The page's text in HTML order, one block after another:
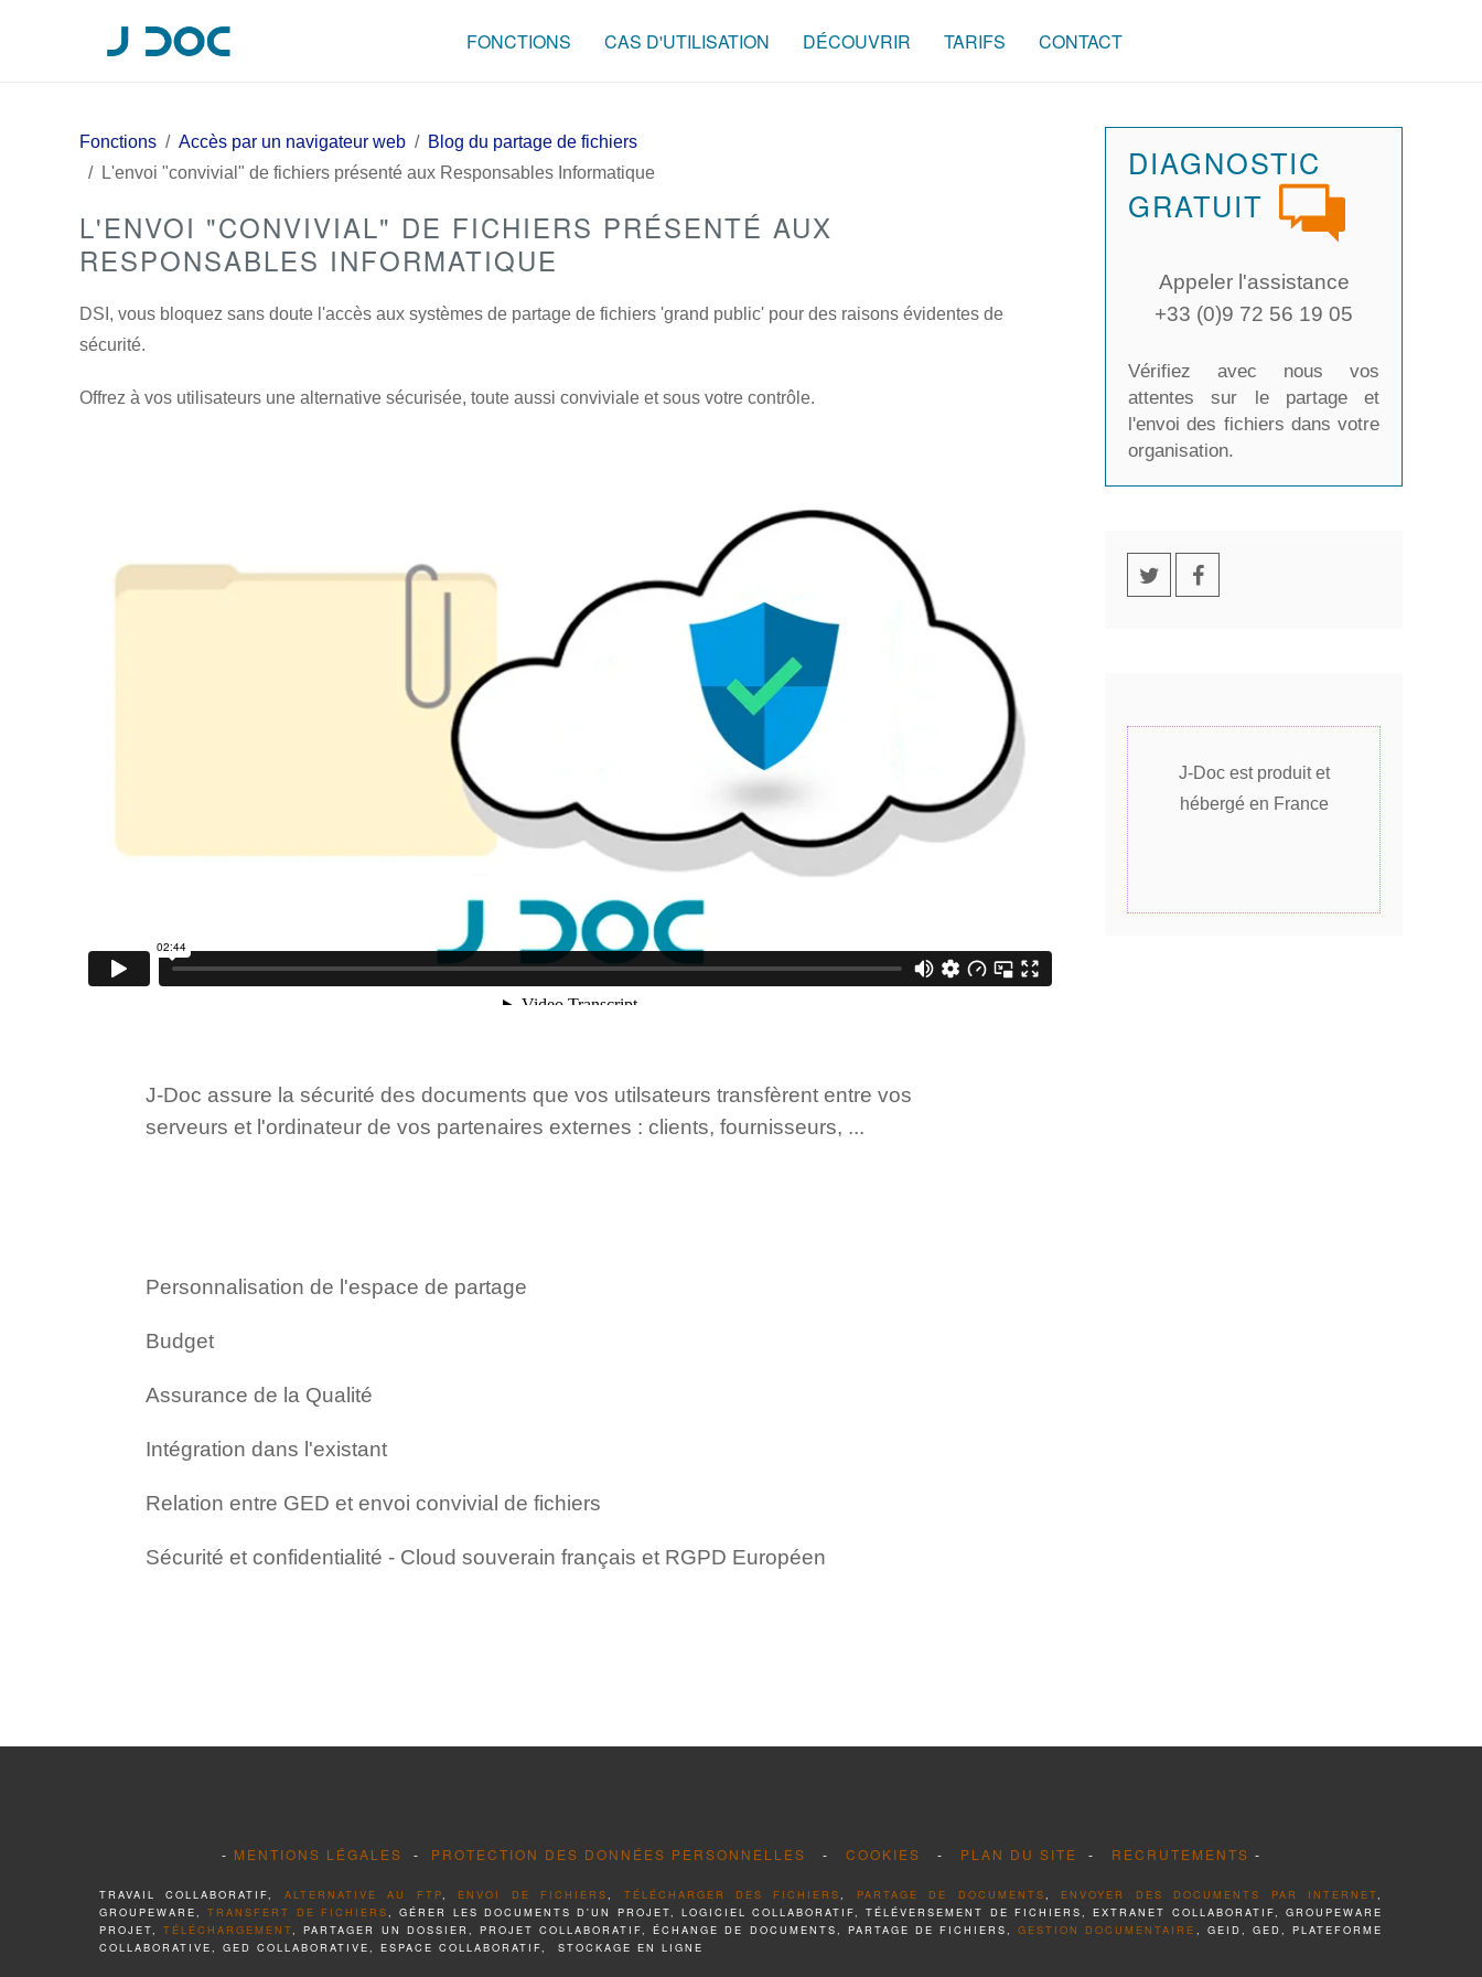
FONCTIONS CAS D'UTILISATION DÉCOUVRIR TARIFS CONTACT
Fonctions Accès par un navigateur web
Blog du partage de fichiers
L'envoi "convivial" de fichiers présenté aux Responsables Informatique
L'ENVOI "CONVIVIAL" DE FICHIERS PRÉSENTÉ AUX
RESPONSABLES INFORMATIQUE
DSI, vous bloquez sans doute l'accès aux systèmes de partage de fichiers 'grand public' pour des raisons évidentes de
sécurité.
Offrez à vos utilisateurs une alternative sécurisée, toute aussi conviviale et sous votre contrôle.
J-Doc assure la sécurité des documents que vos utilsateurs transfèrent entre vos
serveurs et l'ordinateur de vos partenaires externes : clients, fournisseurs, ...
Personnalisation de l'espace de partage
Budget
Assurance de la Qualité
Intégration dans l'existant
Relation entre GED et envoi convivial de fichiers
Sécurité et confidentialité - Cloud souverain français et RGPD Européen
DIAGNOSTIC
GRATUIT
Appeler l'assistance
+33 (0)9 72 56 19 05
Vérifiez avec nous vos
attentes sur le partage et
l'envoi des fichiers dans votre
organisation.
J-Doc est produit et
hébergé en France
- MENTIONS LÉGALES - PROTECTION DES DONNÉES PERSONNELLES - COOKIES - PLAN DU SITE - RECRUTEMENTS -
TRAVAIL COLLABORATIF, ALTERNATIVE AU FTP, ENVOI DE FICHIERS, TÉLÉCHARGER DES FICHIERS, PARTAGE DE DOCUMENTS, ENVOYER DES DOCUMENTS PAR INTERNET,
GROUPEWARE,TRANSFERT DE FICHIERS, GÉRER LES DOCUMENTS D'UN PROJET, LOGICIEL COLLABORATIF, TÉLÉVERSEMENT DE FICHIERS, EXTRANET COLLABORATIF, GROUPEWARE
PROJET,TÉLÉCHARGEMENT, PARTAGER UN DOSSIER, PROJET COLLABORATIF, ÉCHANGE DE DOCUMENTS, PARTAGE DE FICHIERS,GESTION DOCUMENTAIRE , GEID, GED, PLATEFORME
COLLABORATIVE, GED COLLABORATIVE, ESPACE COLLABORATIF, STOCKAGE EN LIGNE